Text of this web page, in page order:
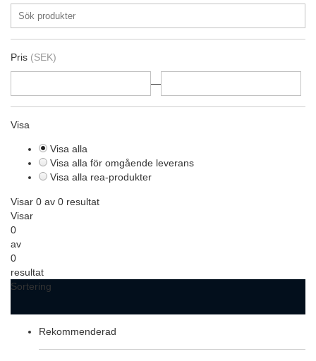
Pris (SEK)
—
Visa
Visa alla
Visa alla för omgående leverans
Visa alla rea-produkter
Visar 0 av 0 resultat
Visar
0
av
0
resultat
Sortering
Rekommenderad